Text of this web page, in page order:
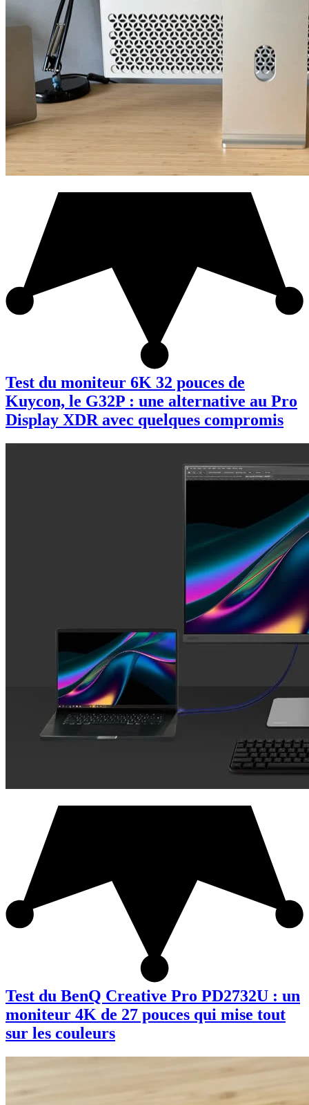
Test du moniteur 6K 32 pouces de
Kuycon, le G32P : une alternative au Pro
Display XDR avec quelques compromis
Test du BenQ Creative Pro PD2732U : un
moniteur 4K de 27 pouces qui mise tout
sur les couleurs